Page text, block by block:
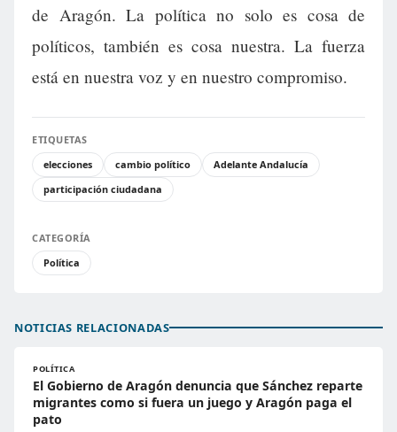
de Aragón. La política no solo es cosa de
políticos, también es cosa nuestra. La fuerza
está en nuestra voz y en nuestro compromiso.
ETIQUETAS
elecciones
cambio político
Adelante Andalucía
participación ciudadana
CATEGORÍA
Política
NOTICIAS RELACIONADAS
POLÍTICA
El Gobierno de Aragón denuncia que Sánchez reparte
migrantes como si fuera un juego y Aragón paga el
pato